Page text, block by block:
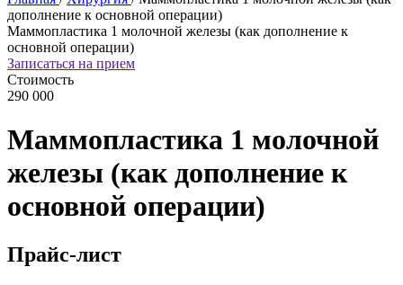
дополнение к основной операции)
Маммопластика 1 молочной железы (как дополнение к
основной операции)
Записаться на прием
Стоимость
290 000
Маммопластика 1 молочной
железы (как дополнение к
основной операции)
Прайс-лист